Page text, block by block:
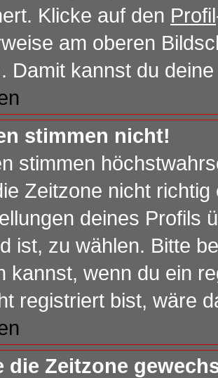
Klicke auf den Profil
am oberen
Damit kannst du
stimmen nicht!
stimmen
Zeitzone nicht
deines Profils
ist, zu wählen. Bitte
kannst, wenn du ein
registriert bist, wäre
die Zeitzone